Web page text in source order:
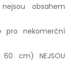
obsahem
pro nekomerční
cm) NEJSOU